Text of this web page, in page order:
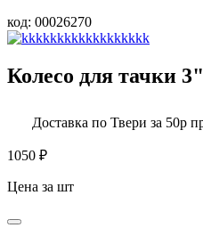
код: 00026270
Колесо для тачки
Доставка по Твери за 50р
1050 ₽
Цена за шт